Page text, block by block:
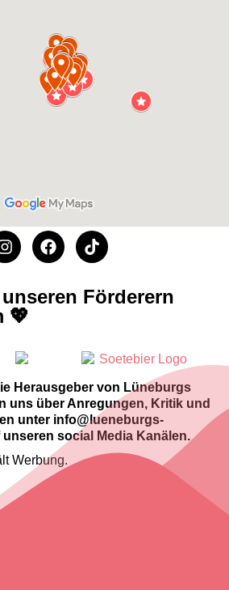
Förderern
💖
Herausgeber von Lüneburgs
uns über Anregungen, Kritik und
unter info@lueneburgs-
unseren social Media Kanälen.
Werbung.